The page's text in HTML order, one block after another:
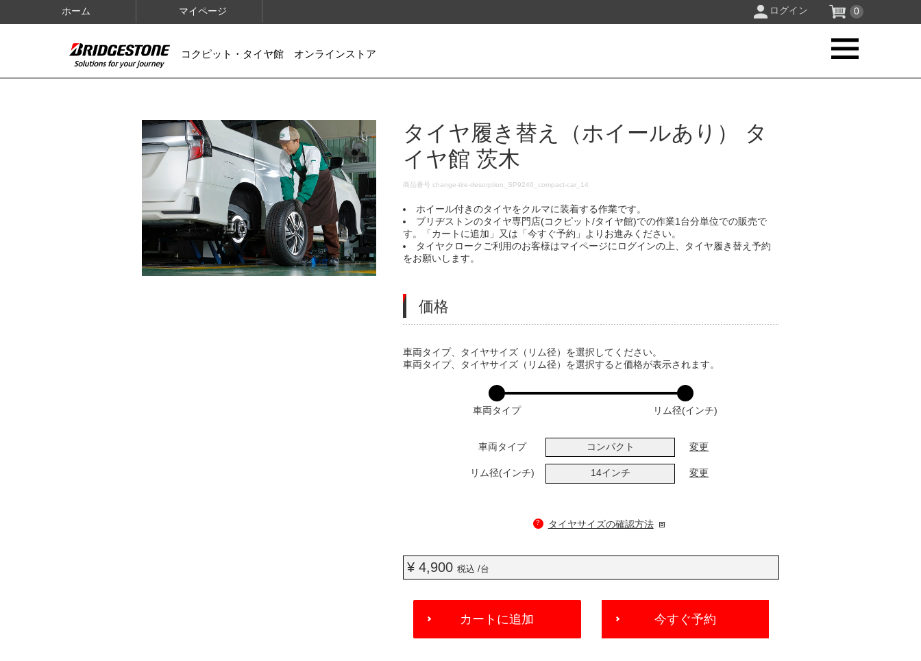
ホーム マイページ ログイン 0
コクピット・タイヤ館 オンラインストア
IMAGES
タイヤ履き替え（ホイールあり） タ
イヤ館 茨木
DETAILS
商品番号change-tire-desorption_SP9246_compact-car_14
ホイール付きのタイヤをクルマに装着する作業です。
ブリヂストンのタイヤ専門店(コクピット/タイヤ館)での作業1台分単位での販売で
す。「カートに追加」又は「今すぐ予約」よりお進みください。
タイヤクロークご利用のお客様はマイページにログインの上、タイヤ履き替え予約
をお願いします。
価格
VARIATIONS
車両タイプ、タイヤサイズ（リム径）を選択してください。
車両タイプ、タイヤサイズ（リム径）を選択すると価格が表示されます。
車両タイプ リム径(インチ)
車両タイプ コンパクト 変更
リム径(インチ) 14インチ 変更
? タイヤサイズの確認方法
¥ 4,900税込 /台
ADD
CART
カートに追加 今すぐ予約